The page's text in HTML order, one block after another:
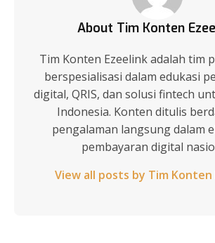
About Tim Konten
Tim Konten Ezeelink adalah tim
berspesialisasi dalam edukasi
digital, QRIS, dan solusi fintech
Indonesia. Konten ditulis
pengalaman langsung dalam
pembayaran digital
View all posts by Tim Konten